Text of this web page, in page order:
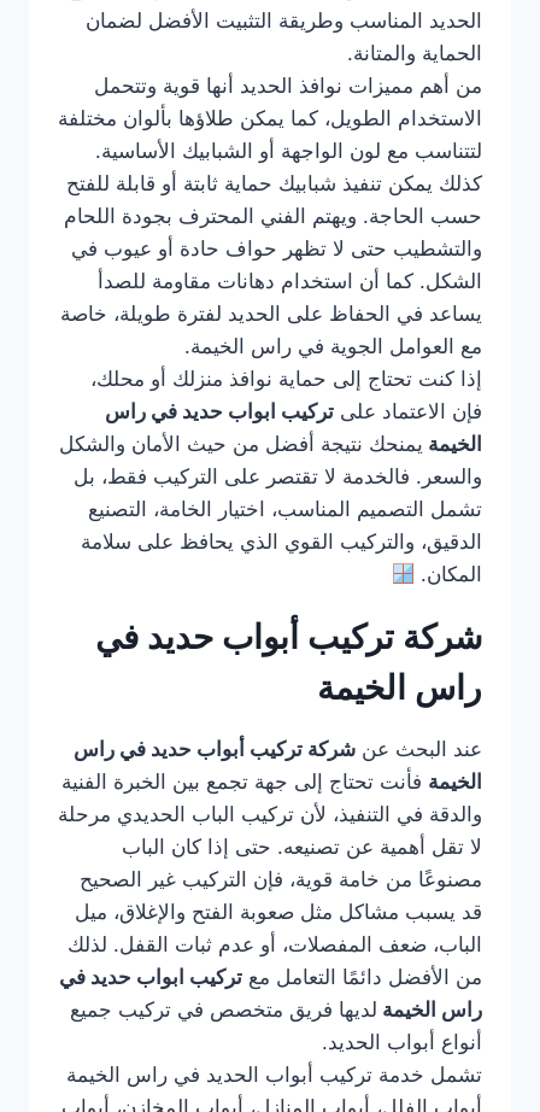
الحديد المناسب وطريقة التثبيت الأفضل لضمان
الحماية والمتانة.
من أهم مميزات نوافذ الحديد أنها قوية وتتحمل
الاستخدام الطويل، كما يمكن طلاؤها بألوان مختلفة
لتتناسب مع لون الواجهة أو الشبابيك الأساسية.
كذلك يمكن تنفيذ شبابيك حماية ثابتة أو قابلة للفتح
حسب الحاجة. ويهتم الفني المحترف بجودة اللحام
والتشطيب حتى لا تظهر حواف حادة أو عيوب في
الشكل. كما أن استخدام دهانات مقاومة للصدأ
يساعد في الحفاظ على الحديد لفترة طويلة، خاصة
مع العوامل الجوية في راس الخيمة.
إذا كنت تحتاج إلى حماية نوافذ منزلك أو محلك،
فإن الاعتماد على تركيب ابواب حديد في راس
الخيمة يمنحك نتيجة أفضل من حيث الأمان والشكل
والسعر. فالخدمة لا تقتصر على التركيب فقط، بل
تشمل التصميم المناسب، اختيار الخامة، التصنيع
الدقيق، والتركيب القوي الذي يحافظ على سلامة
المكان.
شركة تركيب أبواب حديد في
راس الخيمة
عند البحث عن شركة تركيب أبواب حديد في راس
الخيمة فأنت تحتاج إلى جهة تجمع بين الخبرة الفنية
والدقة في التنفيذ، لأن تركيب الباب الحديدي مرحلة
لا تقل أهمية عن تصنيعه. حتى إذا كان الباب
مصنوعًا من خامة قوية، فإن التركيب غير الصحيح
قد يسبب مشاكل مثل صعوبة الفتح والإغلاق، ميل
الباب، ضعف المفصلات، أو عدم ثبات القفل. لذلك
من الأفضل دائمًا التعامل مع تركيب ابواب حديد في
راس الخيمة لديها فريق متخصص في تركيب جميع
أنواع أبواب الحديد.
تشمل خدمة تركيب أبواب الحديد في راس الخيمة